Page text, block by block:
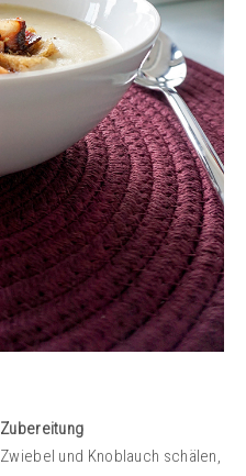
Zubereitung
Zwiebel und Knoblauch schälen,